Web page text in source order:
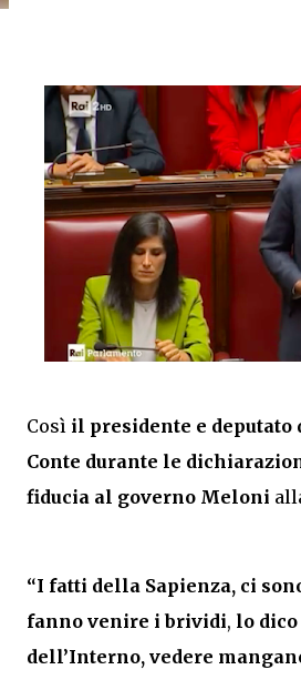
Così il presidente e deputato
Conte durante le
fiducia al governo Meloni
“I fatti della Sapienza, ci
fanno venire i brividi, lo
dell’Interno, vedere